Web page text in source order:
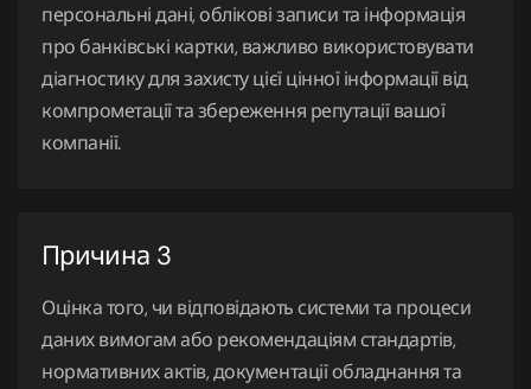
персональні дані, облікові записи та інформація
про банківські картки, важливо використовувати
діагностику для захисту цієї цінної інформації від
компрометації та збереження репутації вашої
компанії.
Причина 3
Оцінка того, чи відповідають системи та процеси
даних вимогам або рекомендаціям стандартів,
нормативних актів, документації обладнання та